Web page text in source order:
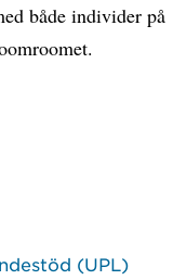
både individer på
(UPL)